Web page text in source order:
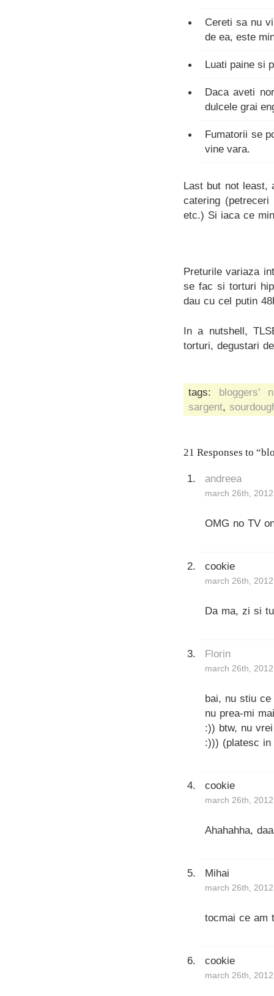
Cereti sa nu
de ea, este
Luati paine si
Daca aveti
dulcele grai
Fumatorii se
vine vara.
Last but not least,
catering
etc.) Si iaca ce
Preturile variaza
se fac si torturi
dau cu cel putin
In a nutshell,
torturi, degustari
tags: bloggers'
sargent,
21 Responses to
andreea
march 26th,
OMG no TV
cookie
march 26th,
Da ma, zi si
Florin
march 26th,
bai, nu stiu
nu prea-mi
:)) btw, nu
:))) (platesc in
cookie
march 26th,
Ahahahha,
Mihai
march 26th,
tocmai ce am
cookie
march 26th,